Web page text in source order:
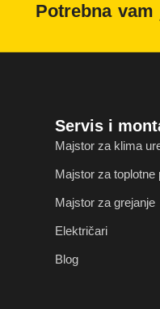
Potrebna
Servis i
Majstor za klima
Majstor za toplotne
Majstor za grejanje
Električari
Blog